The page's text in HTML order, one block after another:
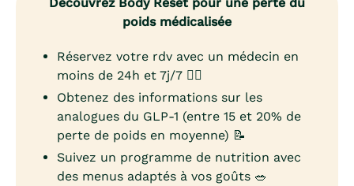
poids médicalisée
Réservez votre rdv avec un médecin en
moins de 24h et 7j/7 👨‍⚕️
Obtenez des informations sur les
analogues du GLP-1 (entre 15 et 20% de
perte de poids en moyenne) 📝
Suivez un programme de nutrition avec
des menus adaptés à vos goûts 🥗